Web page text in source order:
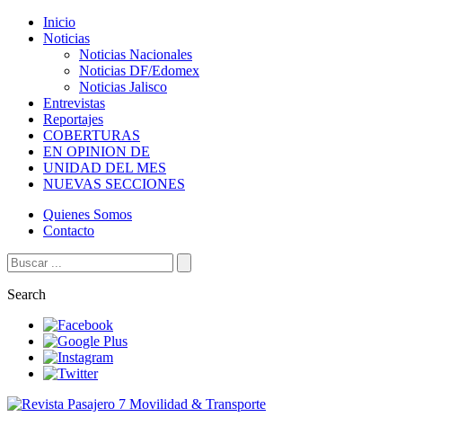
Inicio
Noticias
Noticias Nacionales
Noticias DF/Edomex
Noticias Jalisco
Entrevistas
Reportajes
COBERTURAS
EN OPINION DE
UNIDAD DEL MES
NUEVAS SECCIONES
Quienes Somos
Contacto
Search